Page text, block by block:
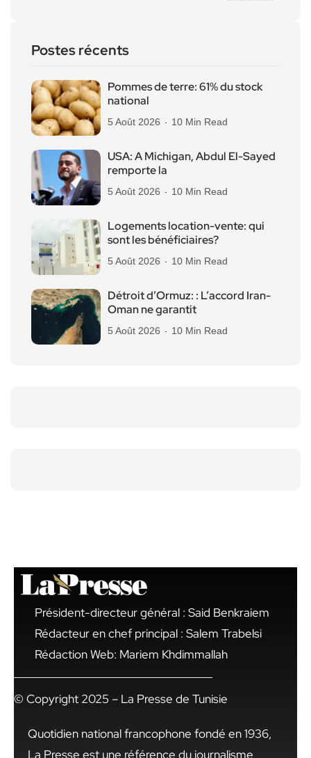
Postes récents
Pommes de terre: 61% du stock
national
5 Août 2026 10 Min Read
USA: A Michigan, Abdul El-Sayed
remporte la
5 Août 2026 10 Min Read
Logements location-vente: qui
sont les bénéficiaires?
5 Août 2026 10 Min Read
Détroit d’Ormuz: : L’accord Iran-
Oman ne garantit
5 Août 2026 10 Min Read
Président-directeur général : Said Benkraiem
Rédacteur en chef principal : Salem Trabelsi
Rédaction Web: Mariem Khdimmallah
© Copyright 2025 – La Presse de Tunisie
Quotidien national francophone fondé en 1936,
La Presse est une référence du journalisme